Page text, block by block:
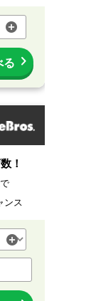
る
！
で
ンス